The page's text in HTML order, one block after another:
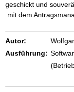
geschickt und
mit dem
Autor:
Ausführung: